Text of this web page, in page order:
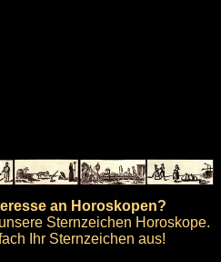
an Horoskopen?
Sternzeichen Horoskope.
Ihr Sternzeichen aus!